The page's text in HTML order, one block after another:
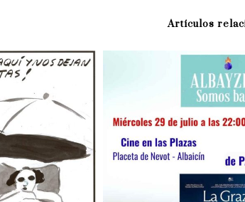
Artículos